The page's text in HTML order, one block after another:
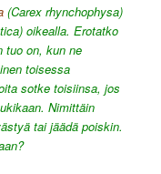
(Carex rhynchophysa)
oikealla. Erotatko
tuo on, kun ne
toisessa
sotke toisiinsa, jos
Nimittäin
tai jäädä poiskin.